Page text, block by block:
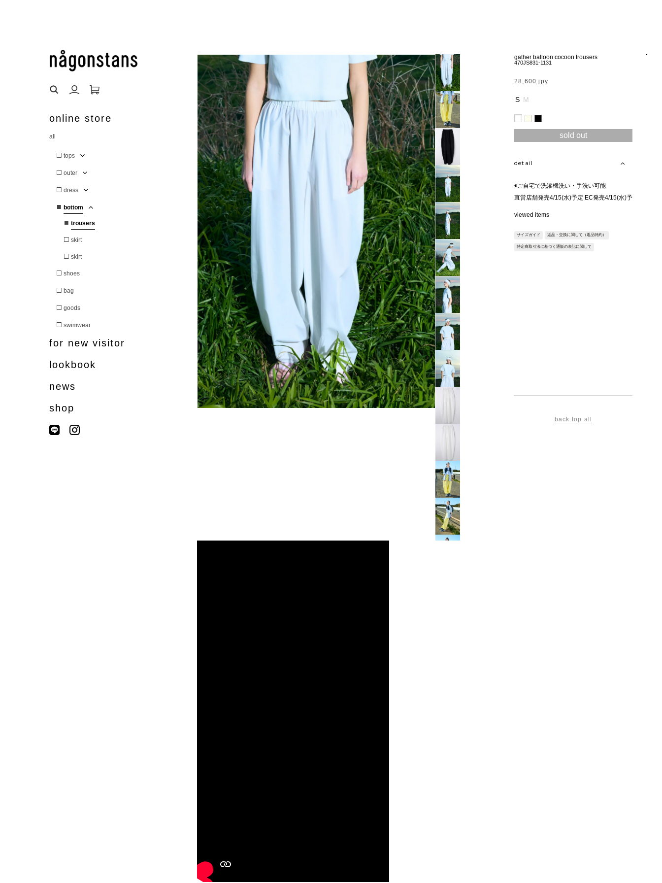
online store
all
□ tops
□ outer
□ dress
■ bottom
■ trousers
□ skirt
□ skirt
□ shoes
□ bag
□ goods
□ swimwear
for new visitor
lookbook
news
shop
gather balloon cocoon trousers
470JS831-1131
28,600 jpy
S M
sold out
detail
◉ご自宅で洗濯機洗い・手洗い可能
直営店舗発売4/15(水)予定 EC発売4/15(水)予
ットが特徴のリラックスパンツ。
ゆったりとした履き心地で、快適さを重視し
※屋外撮影の画像は、光の照射や角度によ
viewed items
サイズガイド 返品・交換に関して（返品特約）
特定商取引法に基づく通販の表記に関して
back top all